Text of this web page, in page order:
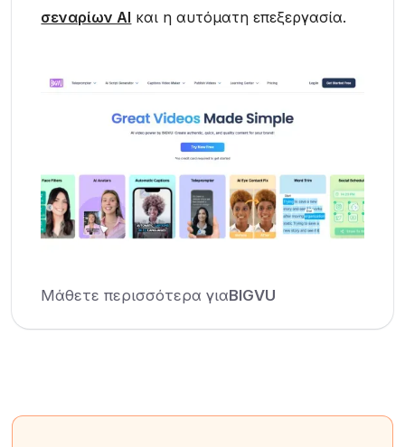
σεναρίων AI και η αυτόματη επεξεργασία.
Μάθετε περισσότερα γιαBIGVU